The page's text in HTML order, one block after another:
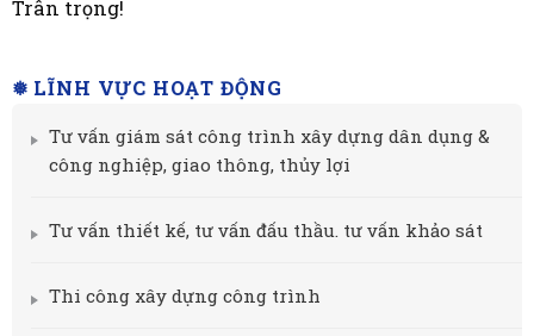
Trân trọng!
❅ LĨNH VỰC HOẠT ĐỘNG
Tư vấn giám sát công trình xây dựng dân dụng &
công nghiệp, giao thông, thủy lợi
Tư vấn thiết kế, tư vấn đấu thầu. tư vấn khảo sát
Thi công xây dựng công trình